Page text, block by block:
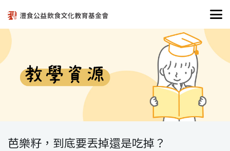
芭樂籽，到底要丟掉還是吃掉？